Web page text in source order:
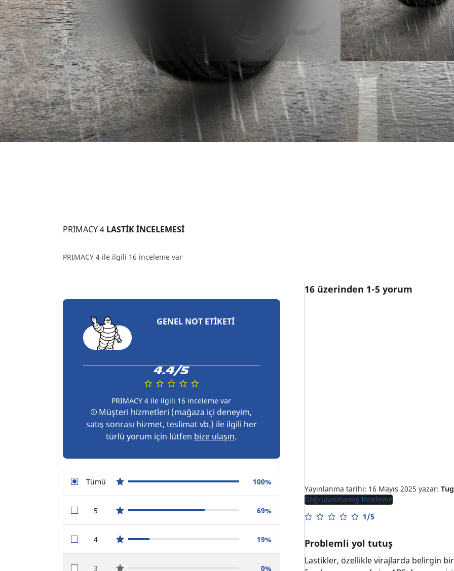
PRIMACY 4 LASTİK İNCELEMESİ
PRIMACY 4 ile ilgili 16 inceleme var
GENEL NOT ETIKETI
4.4/5
PRIMACY 4 ile ilgili 16 inceleme var
Müşteri hizmetleri (mağaza içi deneyim,
satış sonrası hizmet, teslimat vb.) ile ilgili her
türlü yorum için lütfen bize ulaşın.
Tümüstar reviews 100%
5star reviews 69%
4star reviews 19%
3 0%
16 üzerinden 1-5 yorum
Yayınlanma tarihi: 16 Mayıs 2025 yazar:
Doğrulanmamış İnceleme
1/5
Problemli yol tutuş
Lastikler, özellikle virajlarda belirgin